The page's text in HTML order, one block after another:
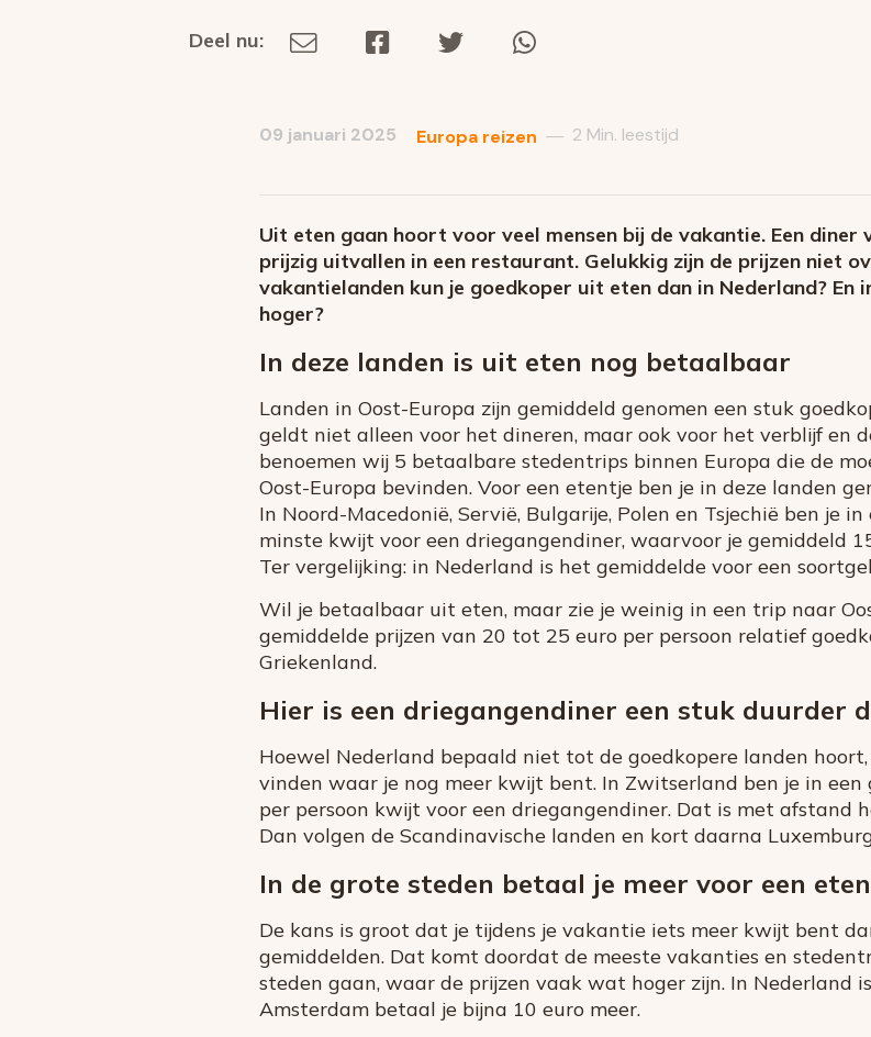
Deel
Deel nu:
mail
09 januari 2025 Europa reizen — 2 Min. leestijd
Uit eten gaan hoort voor veel mensen bij de vakantie. Een diner
prijzig uitvallen in een restaurant. Gelukkig zijn de prijzen niet
vakantielanden kun je goedkoper uit eten dan in Nederland? En
hoger?
In deze landen is uit eten nog betaalbaar
Landen in Oost-Europa zijn gemiddeld genomen een stuk
geldt niet alleen voor het dineren, maar ook voor het verblijf en
benoemen wij 5 betaalbare stedentrips binnen Europa die de
Oost-Europa bevinden. Voor een etentje ben je in deze landen
In Noord-Macedonië, Servië, Bulgarije, Polen en Tsjechië ben je
minste kwijt voor een driegangendiner, waarvoor je gemiddeld
Ter vergelijking: in Nederland is het gemiddelde voor een
Wil je betaalbaar uit eten, maar zie je weinig in een trip naar
gemiddelde prijzen van 20 tot 25 euro per persoon relatief
Griekenland.
Hier is een driegangendiner een stuk duurder
Hoewel Nederland bepaald niet tot de goedkopere landen
vinden waar je nog meer kwijt bent. In Zwitserland ben je in
per persoon kwijt voor een driegangendiner. Dat is met afstand
Dan volgen de Scandinavische landen en kort daarna
In de grote steden betaal je meer voor een
De kans is groot dat je tijdens je vakantie iets meer kwijt bent
gemiddelden. Dat komt doordat de meeste vakanties en
steden gaan, waar de prijzen vaak wat hoger zijn. In Nederland
Amsterdam betaal je bijna 10 euro meer.